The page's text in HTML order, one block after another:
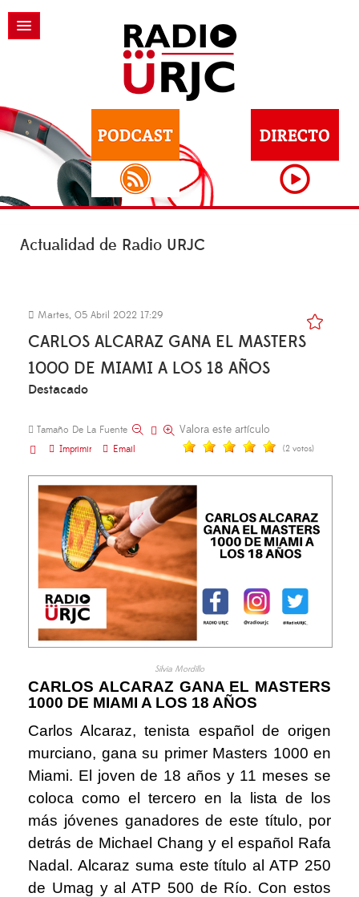
Actualidad de Radio URJC
Martes, 05 Abril 2022 17:29
CARLOS ALCARAZ GANA EL MASTERS
1000 DE MIAMI A LOS 18 AÑOS
Destacado
Tamaño De La Fuente
Imprimir
Email
Valora este artículo
(2 votos)
Silvia Mordillo
CARLOS ALCARAZ GANA EL MASTERS
1000 DE MIAMI A LOS 18 AÑOS
Carlos Alcaraz, tenista español de origen
murciano, gana su primer Masters 1000 en
Miami. El joven de 18 años y 11 meses se
coloca como el tercero en la lista de los
más jóvenes ganadores de este título, por
detrás de Michael Chang y el español Rafa
Nadal. Alcaraz suma este título al ATP 250
de Umag y al ATP 500 de Río. Con estos